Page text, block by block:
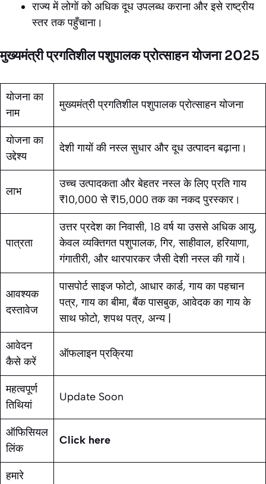
राज्य में लोगों को अधिक दूध उपलब्ध कराना और इसे राष्ट्रीय
स्तर तक पहुँचाना।
मुख्यमंत्री प्रगतिशील पशुपालक प्रोत्साहन योजना 2025
योजना का
नाम
मुख्यमंत्री प्रगतिशील पशुपालक प्रोत्साहन योजना
योजना का
उद्देश्य
देशी गायों की नस्ल सुधार और दूध उत्पादन बढ़ाना।
लाभ
उच्च उत्पादकता और बेहतर नस्ल के लिए प्रति गाय
₹10,000 से ₹15,000 तक का नकद पुरस्कार।
पात्रता
उत्तर प्रदेश का निवासी, 18 वर्ष या उससे अधिक आयु,
केवल व्यक्तिगत पशुपालक, गिर, साहीवाल, हरियाणा,
गंगातीरी, और थारपारकर जैसी देशी नस्ल की गायें।
आवश्यक
दस्तावेज
पासपोर्ट साइज फोटो, आधार कार्ड, गाय का पहचान
पत्र, गाय का बीमा, बैंक पासबुक, आवेदक का गाय के
साथ फोटो, शपथ पत्र, अन्य |
आवेदन
कैसे करें
ऑफलाइन प्रक्रिया
महत्वपूर्ण
तिथियां
Update Soon
ऑफिसियल
लिंक
Click here
हमारे